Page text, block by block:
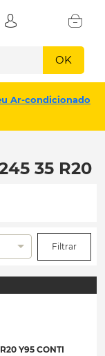
OK
Ar-condicionado
35 R20
Filtrar
Y95 CONTI